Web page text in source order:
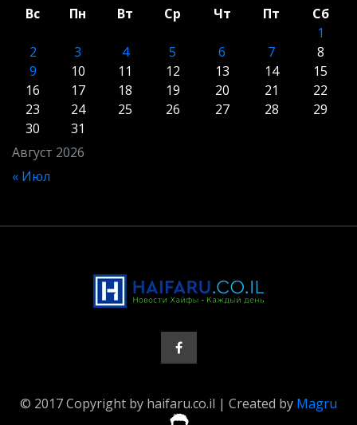
Август 2026
Вс Пн Вт Ср Чт Пт
Сб
1
2
3 4 5 6 7
8
9
10 11 12 13 14
15
16
17 18 19 20 21
22
23
24 25 26 27 28
29
30
31
« Июл
© 2017 Copyright by haifaru.co.il | Created by Magru